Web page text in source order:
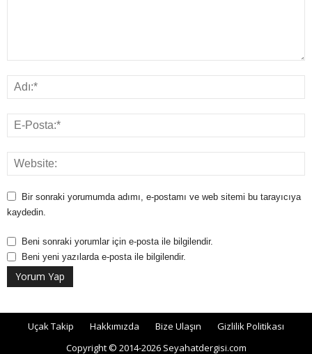
Bir sonraki yorumumda adımı, e-postamı ve web sitemi bu tarayıcıya
kaydedin.
Beni sonraki yorumlar için e-posta ile bilgilendir.
Beni yeni yazılarda e-posta ile bilgilendir.
Uçak Takip Hakkımızda Bize Ulaşın
Gizlilik Politikası
Copyright © 2014-2026 Seyahatdergisi.com